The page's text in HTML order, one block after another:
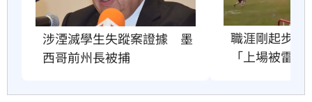
涉湮滅學生失蹤案證據　墨
西哥前州長被捕
職涯剛起步　
「上場被雷劈